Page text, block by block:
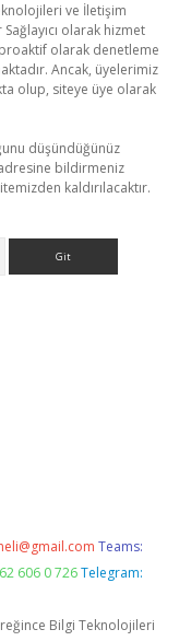
ve İletişim
olarak hizmet
olarak denetleme
Ancak, üyelerimiz
olup, siteye üye olarak
düşündüğünüz
bildirmeniz
kaldırılacaktır.
Teams:
606 0 726 Telegram:
Bilgi Teknolojileri